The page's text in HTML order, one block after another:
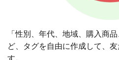
「性別、年代、地域、購入商
ど、タグを自由に作成して、
す。